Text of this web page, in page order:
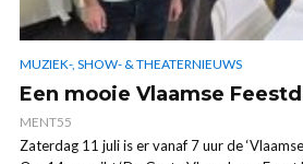
MUZIEK-, SHOW- & THEATERNIEUWS
Een mooie Vlaamse
MENT55
Zaterdag 11 juli is er vanaf 7 uur de